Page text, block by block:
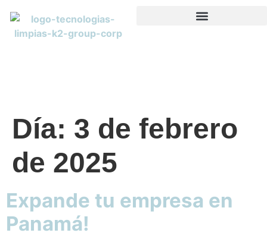
Día: 3 de febrero
de 2025
Expande tu empresa en
Panamá!